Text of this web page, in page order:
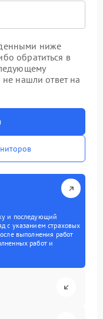
ниже
обратиться в
не нашли ответ на
и последующий
с указанием страховых
выполнения работ
работ и